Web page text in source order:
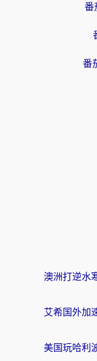
番
番